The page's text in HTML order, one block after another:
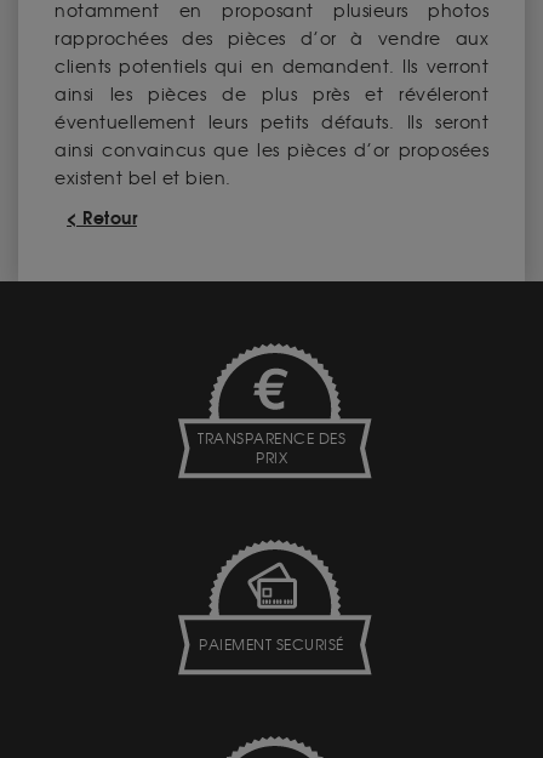
notamment en proposant plusieurs photos
rapprochées des pièces d’or à vendre aux
clients potentiels qui en demandent. Ils verront
ainsi les pièces de plus près et révéleront
éventuellement leurs petits défauts. Ils seront
ainsi convaincus que les pièces d’or proposées
existent bel et bien.
< Retour
TRANSPARENCE DES
PRIX
PAIEMENT SECURISÉ